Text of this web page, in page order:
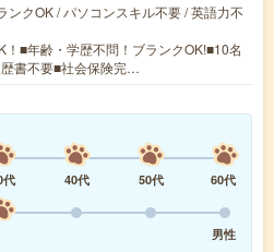
ンクOK / パソコンスキル不要 / 英語力不
！■年齢・学歴不問！ブランクOK!■10名
書不要■社会保険完…
代 40代 50代
60代
男性